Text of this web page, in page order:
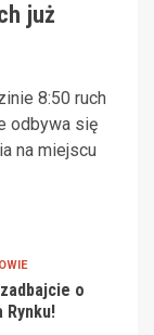
już
8:50 ruch
odbywa się
na miejscu
o